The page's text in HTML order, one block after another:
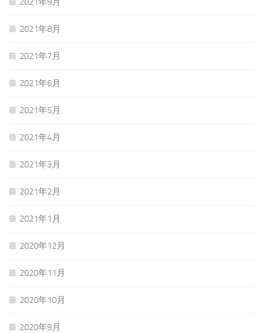
2021年8月
2021年7月
2021年6月
2021年5月
2021年4月
2021年3月
2021年2月
2021年1月
2020年12月
2020年11月
2020年10月
2020年9月